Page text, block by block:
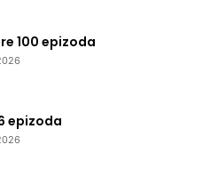
100 epizoda
epizoda